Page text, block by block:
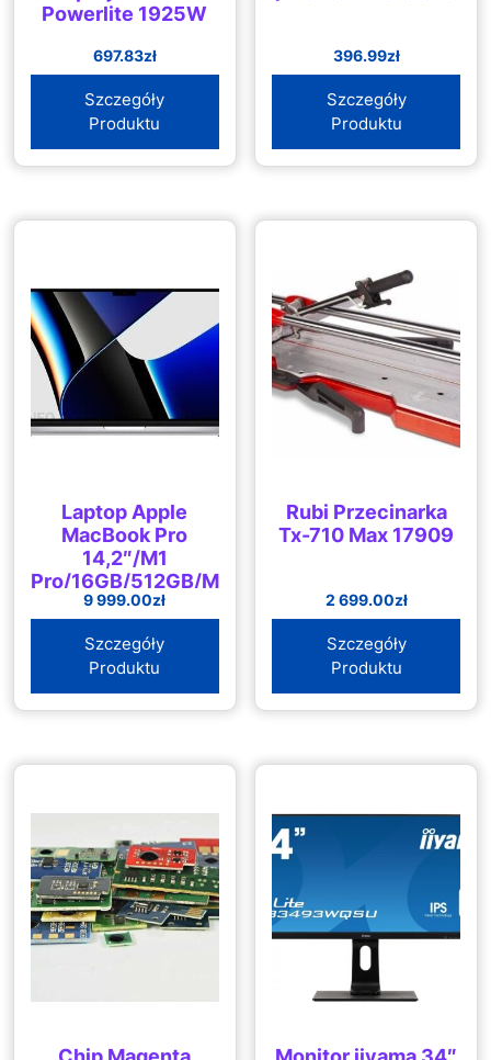
Powerlite 1925W
697.83zł
Szczegóły
Produktu
396.99zł
Szczegóły
Produktu
Laptop Apple
MacBook Pro
14,2″/M1
Pro/16GB/512GB/MacOS
(MKGR3ZEA)
9 999.00zł
Szczegóły
Produktu
Rubi Przecinarka
Tx-710 Max 17909
2 699.00zł
Szczegóły
Produktu